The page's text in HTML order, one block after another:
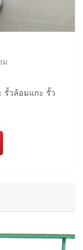
ม
รั้วล้อมแกะ รั้ว